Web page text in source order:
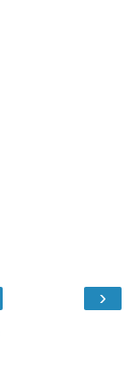
›